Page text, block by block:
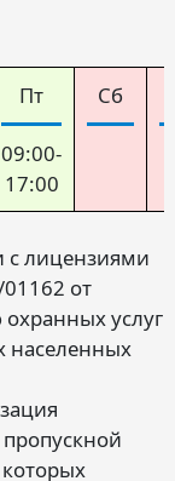
Пт
09:00-
17:00
Сб
лицензиями
от
услуг
населенных